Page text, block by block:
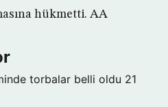
hükmetti. AA
torbalar belli oldu 21